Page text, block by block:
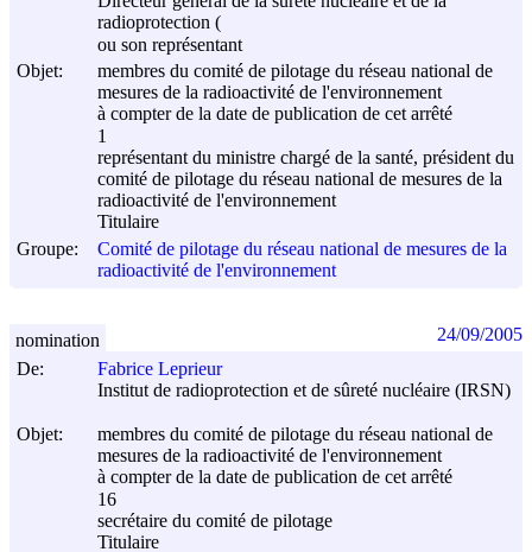
radioprotection (
ou son représentant
Objet:
membres du comité de pilotage du réseau national de
mesures de la radioactivité de l'environnement
à compter de la date de publication de cet arrêté
1
représentant du ministre chargé de la santé, président du
comité de pilotage du réseau national de mesures de la
radioactivité de l'environnement
Titulaire
Groupe:
Comité de pilotage du réseau national de mesures de la
radioactivité de l'environnement
De:
Fabrice Leprieur
Institut de radioprotection et de sûreté nucléaire (IRSN)
Objet:
membres du comité de pilotage du réseau national de
mesures de la radioactivité de l'environnement
à compter de la date de publication de cet arrêté
16
secrétaire du comité de pilotage
Titulaire
nomination 24/09/2005